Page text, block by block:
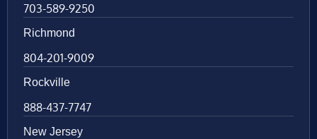
703-589-9250
Richmond
804-201-9009
Rockville
888-437-7747
New Jersey